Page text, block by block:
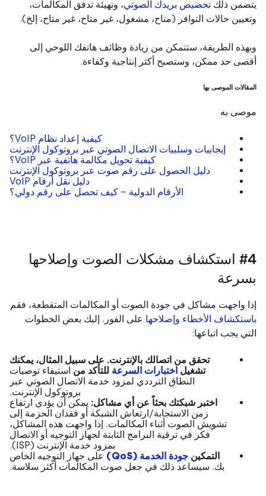
ذلك تخصيص بريدك الصوتي،وتهيئة تدفق المكالمات،
حالات التوافر (متاح، مشغول، غير متاح، غير متاح، إلخ).
الطريقة، ستتمكن من زيادة وظائف هاتفك اللوحي إلى
حد ممكن، وستصبح أكثر إنتاجية وكفاءة.
الموصى بها
به
كيفية إعداد نظام VoIP؟
إيجابيات وسلبيات الاتصال الصوتي عبر بروتوكول الإنترنت
كيفية تحويل مكالمة هاتفية عبر VoIP؟
دليل الحصول على رقم صوت عبر بروتوكول الإنترنت
دليل نقل أرقام VoIP
الأرقام الدولية – كيف تحصل على رقم دولي؟
#4 استكشاف مشكلات الصوت وإصلاحها
واجهت مشاكل في جودة الصوت أو المكالمات المتقطعة، فقم
الأخطاء وإصلاحهاعلى الفور. إليك بعض الخطوات
يجب اتباعها:
تحقق من اتصالك بالإنترنت. على سبيل المثال، يمكنك
تشغيلاختبارات السرعةللتأكد مناستيفاء توصيات
النطاق الترددي لمزود خدمة الاتصال الصوتي عبر
بروتوكول الإنترنت.
اختبر شبكتك بحثاً عن أي مشاكل:يمكن أن يؤدي ارتفاع
زمن الاستجابة/ارتعاش الشبكة أو فقدان الحزمة إلى
تشويش الصوت أثناء المكالمات. إذا واجهت هذه المشاكل،
فكر في ترقية البرامج الثابتة لجهاز التوجيه أو الاتصال
بمزود خدمة الإنترنت (ISP).
التمكينجودة الخدمة (QoS)
على جهاز التوجيه الخاص
بك. سيساعد ذلك في جعل صوت المكالمات أكثر سلاسة.